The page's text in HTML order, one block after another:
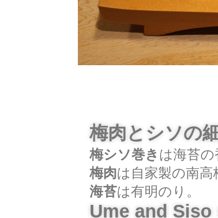
梅肉とシソの
梅シソ巻き は海苔
梅肉は自家製の南高
海苔は有明のり。
Ume and